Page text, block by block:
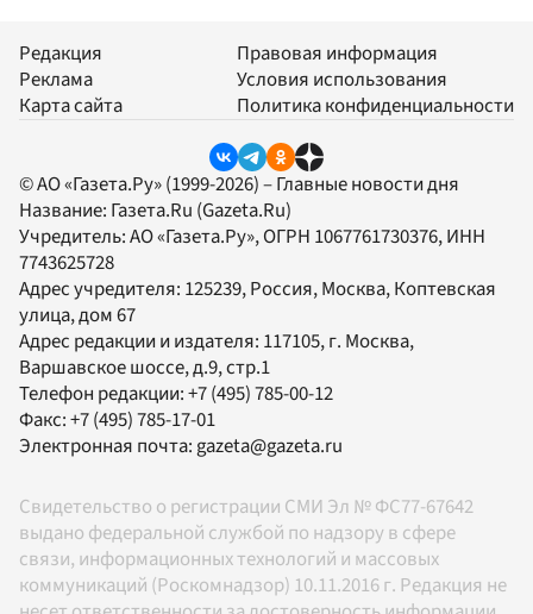
Редакция
Реклама
Карта сайта
Правовая информация
Условия использования
Политика конфиденциальности
© АО «Газета.Ру» (1999-2026) – Главные новости дня
Название: Газета.Ru (Gazeta.Ru)
Учредитель:АО «Газета.Ру», ОГРН 1067761730376, ИНН
7743625728
Адрес учредителя: 125239, Россия, Москва, Коптевская
улица, дом 67
Адрес редакции и издателя: 117105, г. Москва,
Варшавское шоссе, д.9, стр.1
Телефон редакции:+7 (495) 785-00-12
Факс:+7 (495) 785-17-01
Электронная почта:gazeta@gazeta.ru
Свидетельство о регистрации СМИ Эл № ФС77-67642
выдано федеральной службой по надзору в сфере
связи, информационных технологий и массовых
коммуникаций (Роскомнадзор) 10.11.2016 г. Редакция не